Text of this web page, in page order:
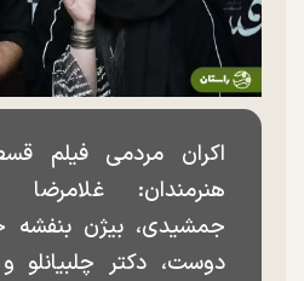
اکران مردمی فیلم
هنرمندان: غلامرضا
جمشیدی، بیژن بنفشه
دوست، دکتر